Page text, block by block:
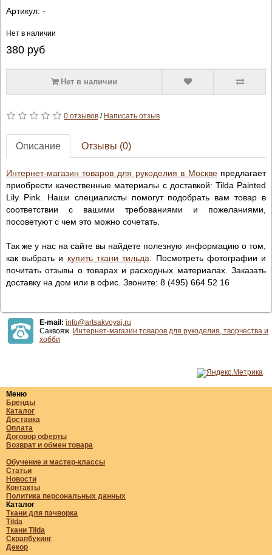
Артикул: -
Нет в наличии
380руб
Нет в наличии
0 отзывов/ Написать отзыв
Описание Отзывы (0)
Интернет-магазин товаров для рукоделия в Москвепредлагает
приобрести качественные материалы с доставкой: Tilda Painted
Lily Pink. Наши специалисты помогут подобрать вам товар в
соответствии с вашими требованиями и пожеланиями,
посоветуют с чем это можно сочетать.
Так же у нас на сайте вы найдете полезную информацию о том,
как выбрать и купить ткани тильда . Посмотреть фотографии и
почитать отзывы о товарах и расходных материалах. Заказать
доставку на дом или в офис. Звоните: 8 (495) 664 52 16
E-mail: info@artsakvoyaj.ru
Саквояж. Интернет-магазин товаров для рукоделия, творчества и
хобби
Меню
Бренды
Каталог
Доставка
Оплата
Договор оферты
Возврат и обмен товара
Обучение и мастер-классы
Статьи
Новости
Контакты
Политика персональных данных
Каталог
Ткани для пэчворка
Tilda
Ткани Tilda
Скрапбукинг
Декор